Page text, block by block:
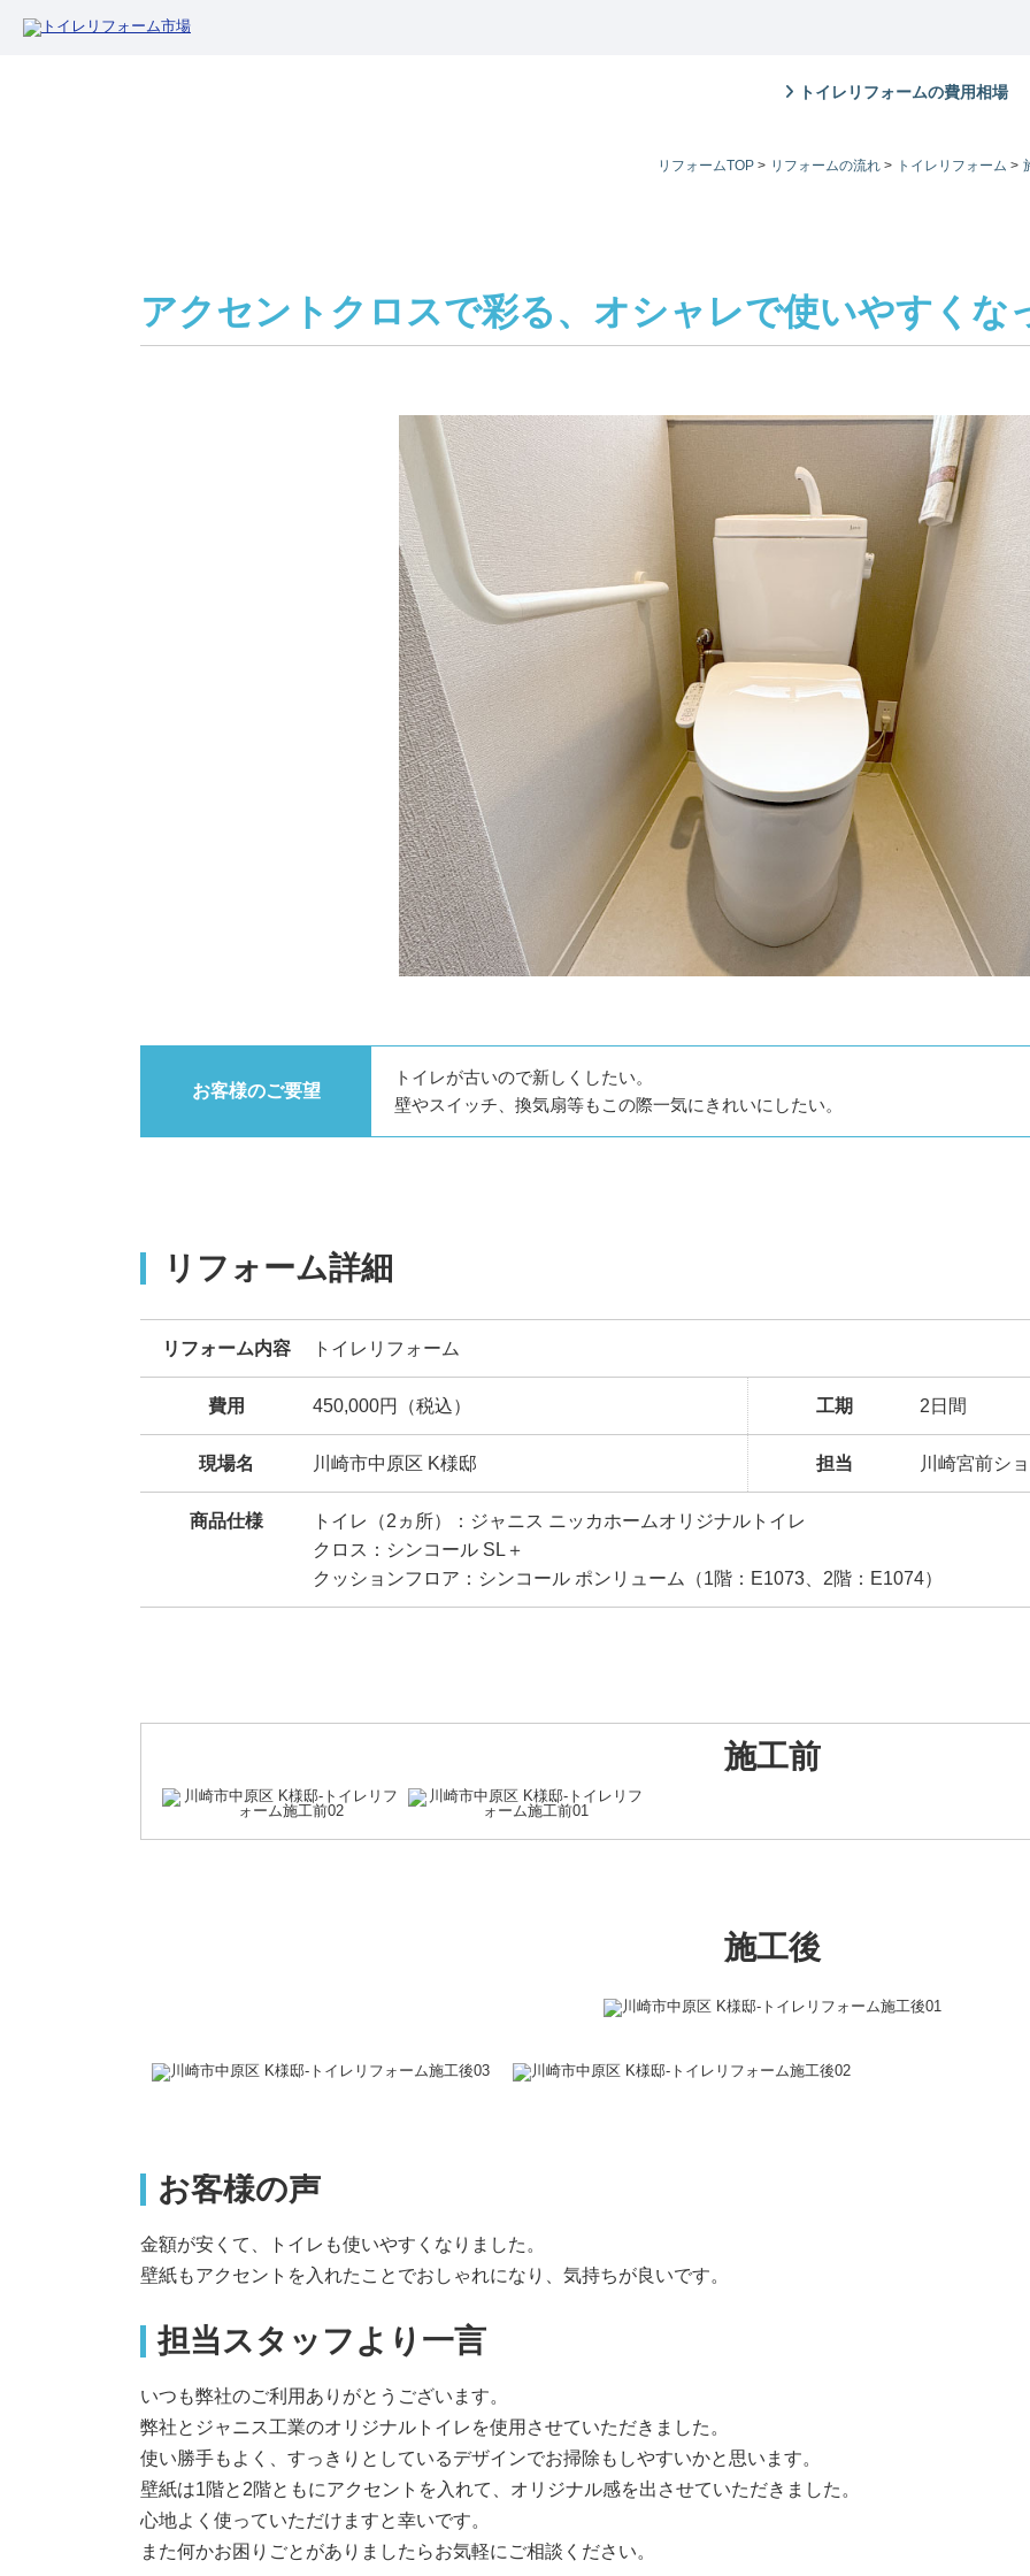
トイレリフォームの費用相場
リフォームTOP > リフォームの流れ > トイレリフォーム >
アクセントクロスで彩る、オシャレで使いやすくな
お客様のご要望
トイレが古いので新しくしたい。
壁やスイッチ、換気扇等もこの際一気にきれいにしたい。
リフォーム詳細
リフォーム内容 トイレリフォーム
費用 450,000円（税込） 工期 2日間
現場名 川崎市中原区 K様邸 担当 川崎宮前シ
商品仕様
トイレ（2ヵ所）：ジャニス ニッカホームオリジナルトイレ
クロス：シンコール SL＋
クッションフロア：シンコール ポンリューム（1階：E1073、2階：E1074）
施工前
施工後
お客様の声
金額が安くて、トイレも使いやすくなりました。
壁紙もアクセントを入れたことでおしゃれになり、気持ちが良いです。
担当スタッフより一言
いつも弊社のご利用ありがとうございます。
弊社とジャニス工業のオリジナルトイレを使用させていただきました。
使い勝手もよく、すっきりとしているデザインでお掃除もしやすいかと思います。
壁紙は1階と2階ともにアクセントを入れて、オリジナル感を出させていただきました。
心地よく使っていただけますと幸いです。
また何かお困りごとがありましたらお気軽にご相談ください。